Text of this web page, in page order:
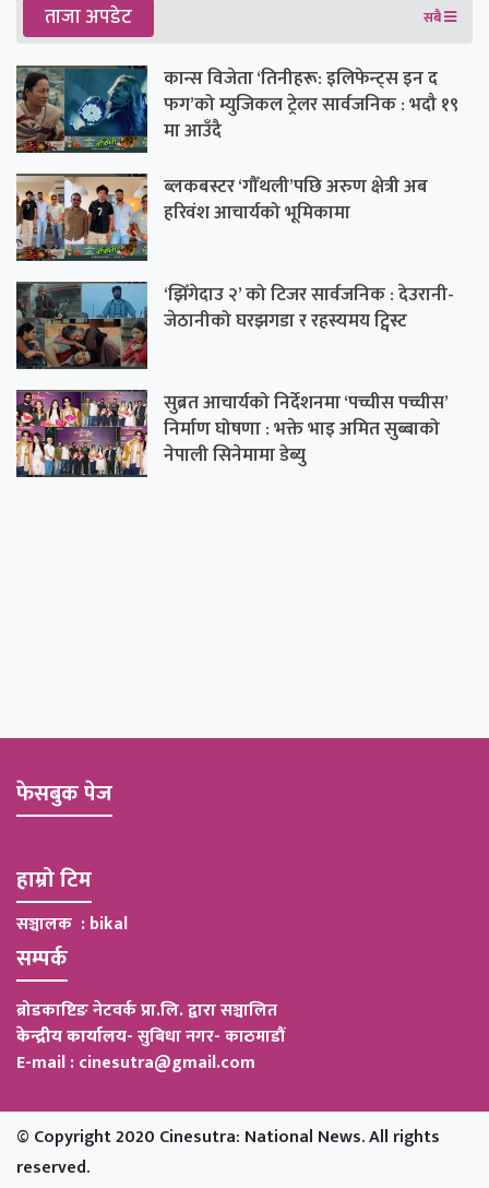
ताजा अपडेट सबै
कान्स विजेता ‘तिनीहरू: इलिफेन्ट्स इन द
फग’को म्युजिकल ट्रेलर सार्वजनिक : भदौ १९
मा आउँदै
ब्लकबस्टर ‘गौँथली’पछि अरुण क्षेत्री अब
हरिवंश आचार्यको भूमिकामा
‘झिँगेदाउ २’ को टिजर सार्वजनिक : देउरानी-
जेठानीको घरझगडा र रहस्यमय ट्विस्ट
सुब्रत आचार्यको निर्देशनमा ‘पच्चीस पच्चीस’
निर्माण घोषणा : भक्ते भाइ अमित सुब्बाको
नेपाली सिनेमामा डेब्यु
फेसबुक पेज
हाम्रो टिम
सञ्चालक : bikal
सम्पर्क
ब्रोडकाष्टिङ नेटवर्क प्रा.लि. द्वारा सञ्चालित
केन्द्रीय कार्यालय-सुबिधा नगर- काठमाडौं
E-mail : cinesutra@gmail.com
© Copyright 2020 Cinesutra: National News. All rights
reserved.